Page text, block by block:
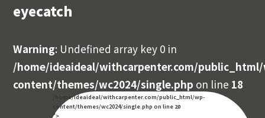
eyecatch
Warning: Undefined array key 0 in
/home/ideaideal/withcarpenter.com/
content/themes/wc2024/single.php on line 18
/home/ideaideal/withcarpenter.com/public_html/wp-
content/themes/wc2024/single.php on line 20
">